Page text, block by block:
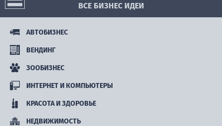
ВСЕ БИЗНЕС ИДЕИ
АВТОБИЗНЕС
ВЕНДИНГ
ЗООБИЗНЕС
ИНТЕРНЕТ И КОМПЬЮТЕРЫ
КРАСОТА И ЗДОРОВЬЕ
НЕДВИЖИМОСТЬ